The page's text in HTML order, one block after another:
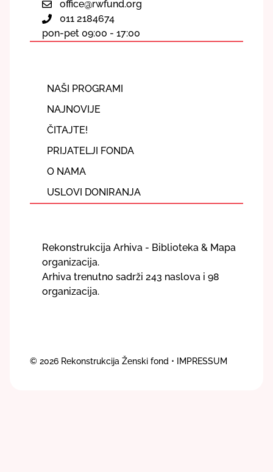
office@rwfund.org
011 2184674
pon-pet 09:00 - 17:00
NAŠI PROGRAMI
NAJNOVIJE
ČITAJTE!
PRIJATELJI FONDA
O NAMA
USLOVI DONIRANJA
Rekonstrukcija Arhiva - Biblioteka & Mapa
organizacija.
Arhiva trenutno sadrži 243 naslova i 98
organizacija.
© 2026 Rekonstrukcija Ženski fond • IMPRESSUM